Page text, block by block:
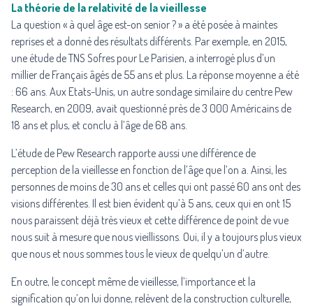
La théorie de la relativité de la vieillesse
La question « à quel âge est-on senior ? » a été posée à maintes
reprises et a donné des résultats différents. Par exemple, en 2015,
une étude de TNS Sofres pour Le Parisien, a interrogé plus d’un
millier de Français âgés de 55 ans et plus. La réponse moyenne a été
: 66 ans. Aux Etats-Unis, un autre sondage similaire du centre Pew
Research, en 2009, avait questionné près de 3 000 Américains de
18 ans et plus, et conclu à l’âge de 68 ans.
L’étude de Pew Research rapporte aussi une différence de
perception de la vieillesse en fonction de l’âge que l’on a. Ainsi, les
personnes de moins de 30 ans et celles qui ont passé 60 ans ont des
visions différentes. Il est bien évident qu’à 5 ans, ceux qui en ont 15
nous paraissent déjà très vieux et cette différence de point de vue
nous suit à mesure que nous vieillissons. Oui, il y a toujours plus vieux
que nous et nous sommes tous le vieux de quelqu’un d’autre.
En outre, le concept même de vieillesse, l’importance et la
signification qu’on lui donne, relèvent de la construction culturelle,